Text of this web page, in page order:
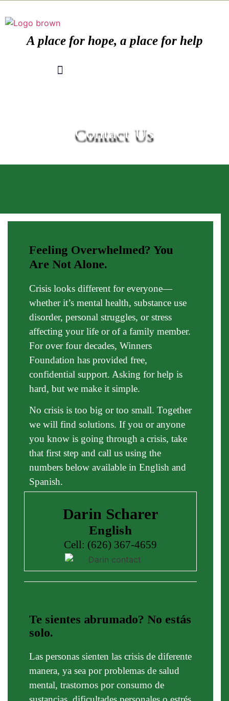
A place for hope, a place for help
Contact Us
Feeling Overwhelmed? You
Are Not Alone.
Crisis looks different for everyone—
whether it’s mental health, substance use
disorder, personal struggles, or stress
affecting your life or of a family member.
For over four decades, Winners
Foundation has provided free,
confidential support. Asking for help is
hard, but we make it simple.
No crisis is too big or too small. Together
we will find solutions. If you or anyone
you know is going through a crisis, take
that first step and call us using the
numbers below available in English and
Spanish.
Darin Scharer
English
Cell: (626) 367-4659
Te sientes abrumado? No estás
solo.
Las personas sienten las crisis de diferente
manera, ya sea por problemas de salud
mental, trastornos por consumo de